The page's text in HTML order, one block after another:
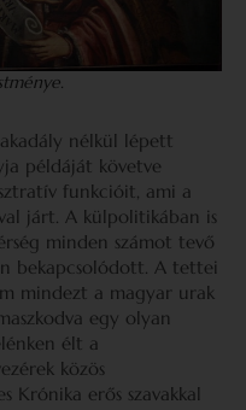
nélkül lépett
példáját követve
funkcióit, ami a
járt. A külpolitikában is
minden számot tevő
bekapcsolódott. A tettei
mindezt a magyar urak
egy olyan
élt a
közös
Krónika erős szavakkal